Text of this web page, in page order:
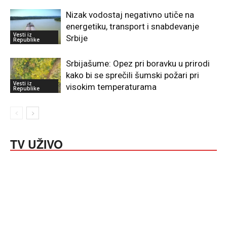
Vesti iz
Republike
Nizak vodostaj negativno utiče na
energetiku, transport i snabdevanje
Srbije
Vesti iz
Republike
Srbijašume: Opez pri boravku u prirodi
kako bi se sprečili šumski požari pri
visokim temperaturama
TV UŽIVO